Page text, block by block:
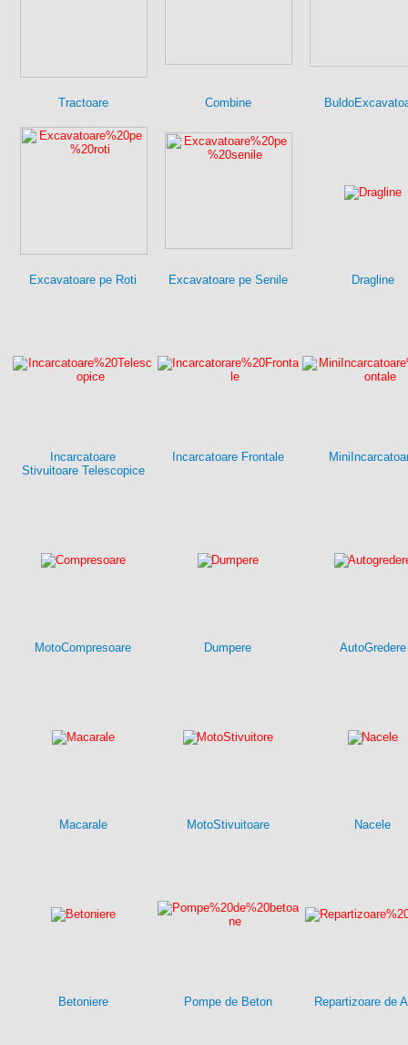
Tractoare Combine
Excavatoare pe Roti Excavatoare pe Senile Dragline
Incarcatoare
Stivuitoare Telescopice
Incarcatoare Frontale
MotoCompresoare Dumpere AutoGredere
Macarale MotoStivuitoare Nacele
Betoniere Pompe de Beton Repartizoare de